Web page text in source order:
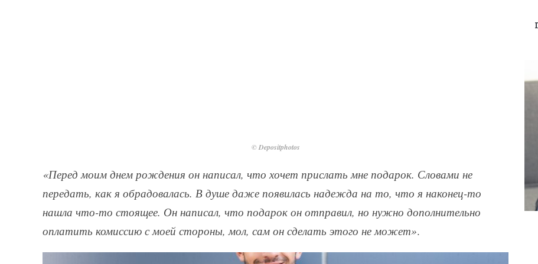
© Depositphotos
«Перед моим днем рождения он написал, что хочет прислать мне подарок. Словами не
передать, как я обрадовалась. В душе даже появилась надежда на то, что я наконец-то
нашла что-то стоящее. Он написал, что подарок он отправил, но нужно дополнительно
оплатить комиссию с моей стороны, мол, сам он сделать этого не может».